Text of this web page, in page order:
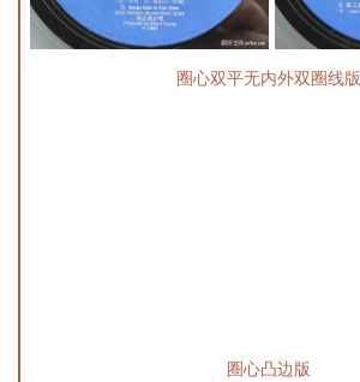
圈心双平无内外双圈线版
圈心凸边版